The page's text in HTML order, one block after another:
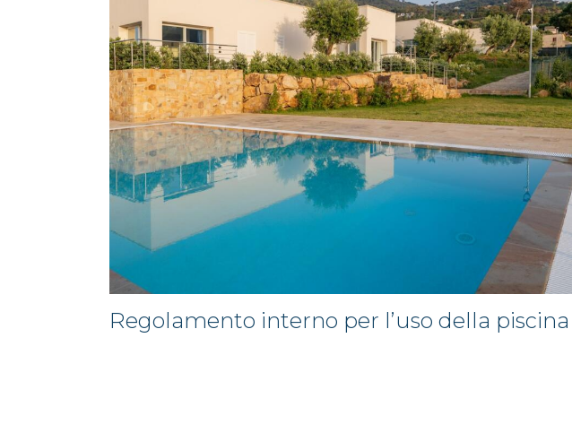
Regolamento interno per l’uso della piscina